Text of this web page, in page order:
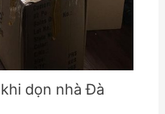
dọn nhà Đà